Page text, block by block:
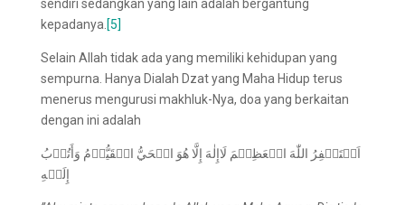
sendiri sedangkan yang lain adalah bergantung
kepadanya. [5]
Selain Allah tidak ada yang memiliki kehidupan yang
sempurna. Hanya Dialah Dzat yang Maha Hidup terus
menerus mengurusi makhluk-Nya, doa yang berkaitan
dengan ini adalah
اَسۡتَغۡفِرُ اللّٰهَ الۡعَظِيۡمَ لَاإِلٰهَ إِلَّا هُوَ الۡحَيُّ الۡقَيُّوۡمُ وَأَتُوۡبُ
إِلَيۡهِ